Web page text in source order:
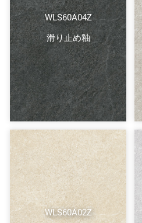
WLS60A04Z
滑り止め釉
WLS60A02Z